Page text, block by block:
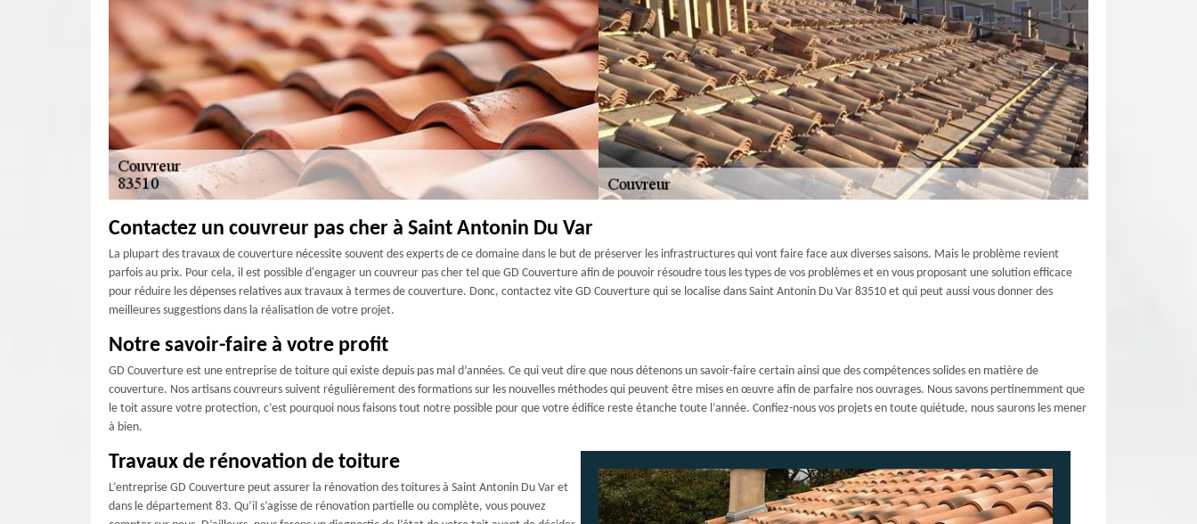
Contactez un couvreur pas cher à Saint Antonin Du Var
La plupart des travaux de couverture nécessite souvent des experts de ce domaine dans le but de préserver les infrastructures qui vont faire face aux diverses saisons. Mais le problème revient
parfois au prix. Pour cela, il est possible d'engager un couvreur pas cher tel que GD Couverture afin de pouvoir résoudre tous les types de vos problèmes et en vous proposant une solution efficace
pour réduire les dépenses relatives aux travaux à termes de couverture. Donc, contactez vite GD Couverture qui se localise dans Saint Antonin Du Var 83510 et qui peut aussi vous donner des
meilleures suggestions dans la réalisation de votre projet.
Notre savoir-faire à votre profit
GD Couverture est une entreprise de toiture qui existe depuis pas mal d’années. Ce qui veut dire que nous détenons un savoir-faire certain ainsi que des compétences solides en matière de
couverture. Nos artisans couvreurs suivent régulièrement des formations sur les nouvelles méthodes qui peuvent être mises en œuvre afin de parfaire nos ouvrages. Nous savons pertinemment que
le toit assure votre protection, c’est pourquoi nous faisons tout notre possible pour que votre édifice reste étanche toute l’année. Confiez-nous vos projets en toute quiétude, nous saurons les mener
à bien.
Travaux de rénovation de toiture
L’entreprise GD Couverture peut assurer la rénovation des toitures à Saint Antonin Du Var et
dans le département 83. Qu’il s’agisse de rénovation partielle ou complète, vous pouvez